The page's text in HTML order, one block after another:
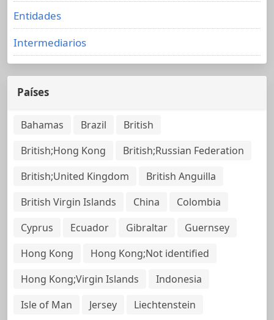
Entidades
Intermediarios
Países
Bahamas Brazil
British
British;Hong Kong
British;Russian Federation
British;United Kingdom
British Anguilla
British Virgin Islands
China
Colombia
Cyprus
Ecuador Gibraltar
Guernsey
Hong Kong
Hong Kong;Not identified
Hong Kong;Virgin Islands
Indonesia
Isle of Man
Jersey
Liechtenstein